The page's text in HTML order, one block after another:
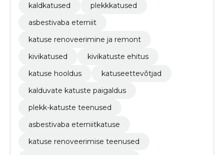
kaldkatused
plekkkatused
asbestivaba eterniit
katuse renoveerimine ja remont
kivikatused
kivikatuste ehitus
katuse hooldus
katuseettevõtjad
kalduvate katuste paigaldus
plekk-katuste teenused
asbestivaba eterniitkatuse
katuse renoveerimise teenused